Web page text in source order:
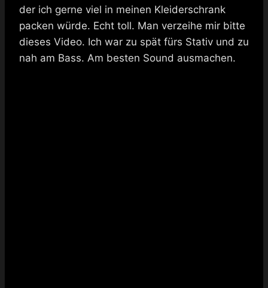
der ich gerne viel in meinen Kleiderschrank
packen würde. Echt toll. Man verzeihe mir bitte
dieses Video. Ich war zu spät fürs Stativ und zu
nah am Bass. Am besten Sound ausmachen.